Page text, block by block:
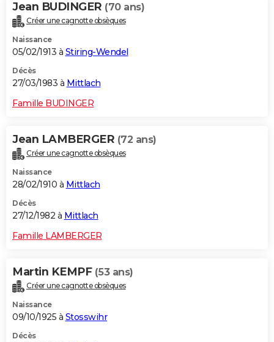
Jean BUDINGER (70 ans)
Créer une cagnotte obsèques
Naissance
05/02/1913 à Stiring-Wendel
Décès
27/03/1983 à Mittlach
Famille BUDINGER
Jean LAMBERGER (72 ans)
Créer une cagnotte obsèques
Naissance
28/02/1910 à Mittlach
Décès
27/12/1982 à Mittlach
Famille LAMBERGER
Martin KEMPF (53 ans)
Créer une cagnotte obsèques
Naissance
09/10/1925 à Stosswihr
Décès